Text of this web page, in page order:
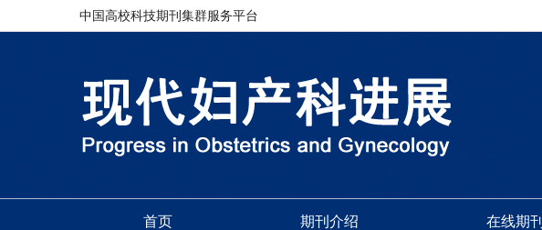
中国高校科技期刊集群服务平台
首页 期刊介绍 在线期刊